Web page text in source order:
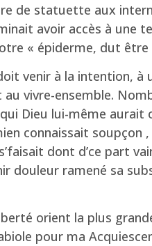
de statuette aux
avoir accès à une
« épiderme, dut être
venir à la intention, à
vivre-ensemble.
Dieu lui-même
connaissait
dont d’ce part
douleur ramené sa
orient la plus
pour ma